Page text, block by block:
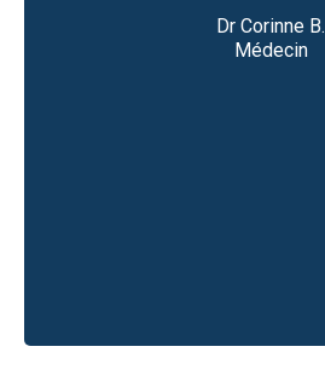
Dr Corinne B.
Médecin